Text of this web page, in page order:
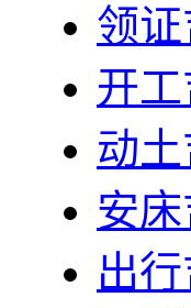
领证
开工
动土
安床
出行